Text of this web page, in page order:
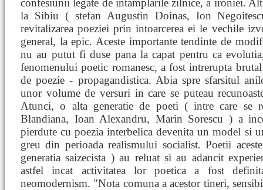
confesiunii legate de intamplarile zilnice, a ironiei.
la Sibiu ( stefan Augustin Doinas, Ion
revitalizarea poeziei prin intoarcerea ei le vechile
general, la epic. Aceste importante tendinte de
nu au putut fi duse pana la capat pentru ca
fenomenului poetic romanesc, a fost intrerupta
de poezie - propagandistica. Abia spre sfarsitul
unor volume de versuri in care se puteau
Atunci, o alta generatie de poeti ( intre care se
Blandiana, Ioan Alexandru, Marin Sorescu ) a
pierdute cu poezia interbelica devenita un model si
greu din perioada realismului socialist. Poetii
generatia saizecista ) au reluat si au adancit
astfel incat activitatea lor poetica a fost
neomodernism. "Nota comuna a acestor tineri,